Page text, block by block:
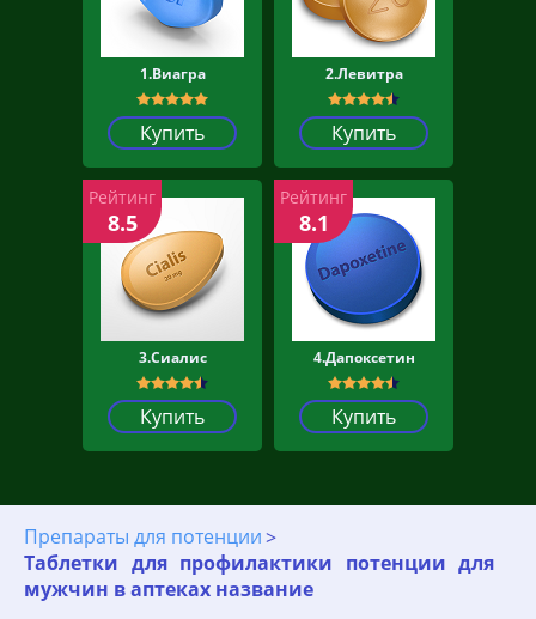
1.Виагра
Купить
2.Левитра
Купить
3.Сиалис
Купить
Рейтинг
8.5
4.Дапоксетин
Купить
Рейтинг
8.1
Препараты для потенции
Таблетки для профилактики потенции для
мужчин в аптеках название